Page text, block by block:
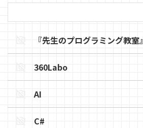
『先生のプログラミング教室』
360Labo
AI
C#